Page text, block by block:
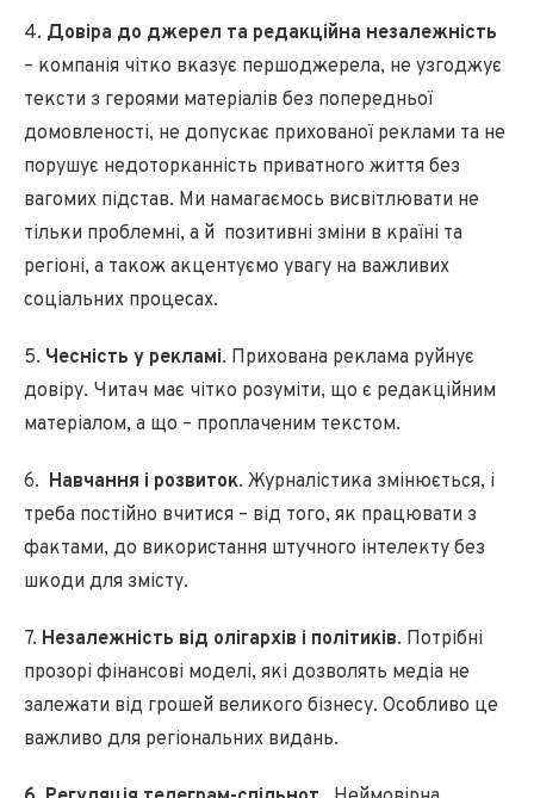
4. Довіра до джерел та редакційна незалежність
– компанія чітко вказує першоджерела, не узгоджує
тексти з героями матеріалів без попередньої
домовленості, не допускає прихованої реклами та не
порушує недоторканність приватного життя без
вагомих підстав. Ми намагаємось висвітлювати не
тільки проблемні, а й позитивні зміни в країні та
регіоні, а також акцентуємо увагу на важливих
соціальних процесах.
5. Чесність у рекламі. Прихована реклама руйнує
довіру. Читач має чітко розуміти, що є редакційним
матеріалом, а що – проплаченим текстом.
6. Навчання і розвиток. Журналістика змінюється, і
треба постійно вчитися – від того, як працювати з
фактами, до використання штучного інтелекту без
шкоди для змісту.
7. Незалежність від олігархів і політиків. Потрібні
прозорі фінансові моделі, які дозволять медіа не
залежати від грошей великого бізнесу. Особливо це
важливо для регіональних видань.